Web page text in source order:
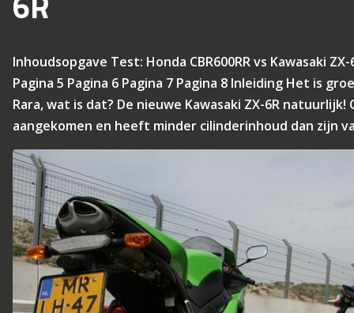
Inhoudsopgave Test: Honda CBR600RR vs Kawasaki
Pagina 5 Pagina 6 Pagina 7 Pagina 8 Inleiding Het is
Rara, wat is dat? De nieuwe Kawasaki ZX-6R
aangekomen en heeft minder cilinderinhoud dan zijn